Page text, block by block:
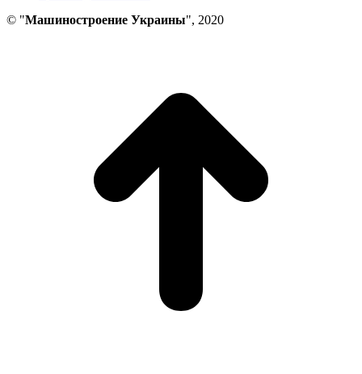
© "Машиностроение Украины", 2020